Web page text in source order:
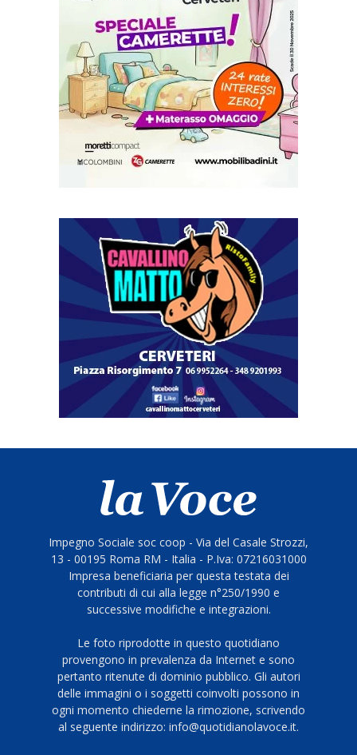
Impegno Sociale soc coop - Via del Casale Strozzi,
13 - 00195 Roma RM - Italia - P.Iva: 07216031000
Impresa beneficiaria per questa testata dei
contributi di cui alla legge n°250/1990 e
successive modifiche e integrazioni.
Le foto riprodotte in questo quotidiano
provengono in prevalenza da Internet e sono
pertanto ritenute di dominio pubblico. Gli autori
delle immagini o i soggetti coinvolti possono in
ogni momento chiederne la rimozione, scrivendo
al seguente indirizzo: info@quotidianolavoce.it.